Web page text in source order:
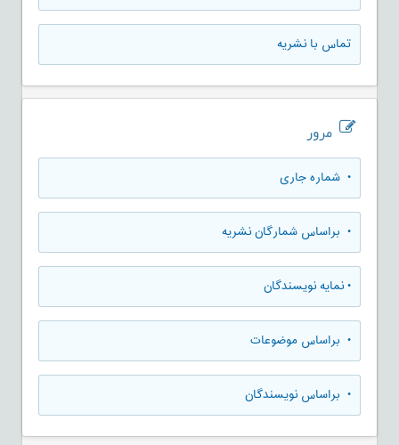
تماس با نشریه
مرور
• شماره جاری
• براساس شمارگان نشریه
•نمایه نویسندگان
• براساس موضوعات
• براساس نویسندگان